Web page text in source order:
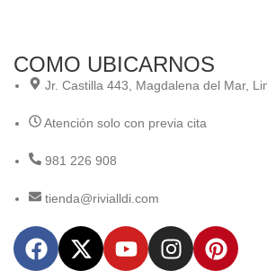
COMO UBICARNOS
Jr. Castilla 443, Magdalena del Mar,
Atención solo con previa cita
981 226 908
tienda@rivialldi.com